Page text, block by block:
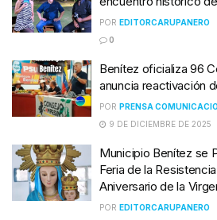
POR EDITORCARUPANERO
0
Benítez oficializa 96
anuncia reactivación
POR PRENSA
9 DE DICIEMBRE DE 2025
Municipio Benítez se
Feria de la
Aniversario de la
POR EDITORCARUPANERO